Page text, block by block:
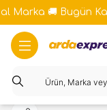
Marka 🚚 Bugün